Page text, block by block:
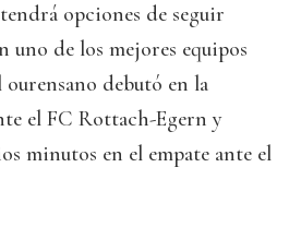
opciones de seguir
uno de los mejores equipos
debutó en la
el FC Rottach-Egern y
minutos en el empate ante el